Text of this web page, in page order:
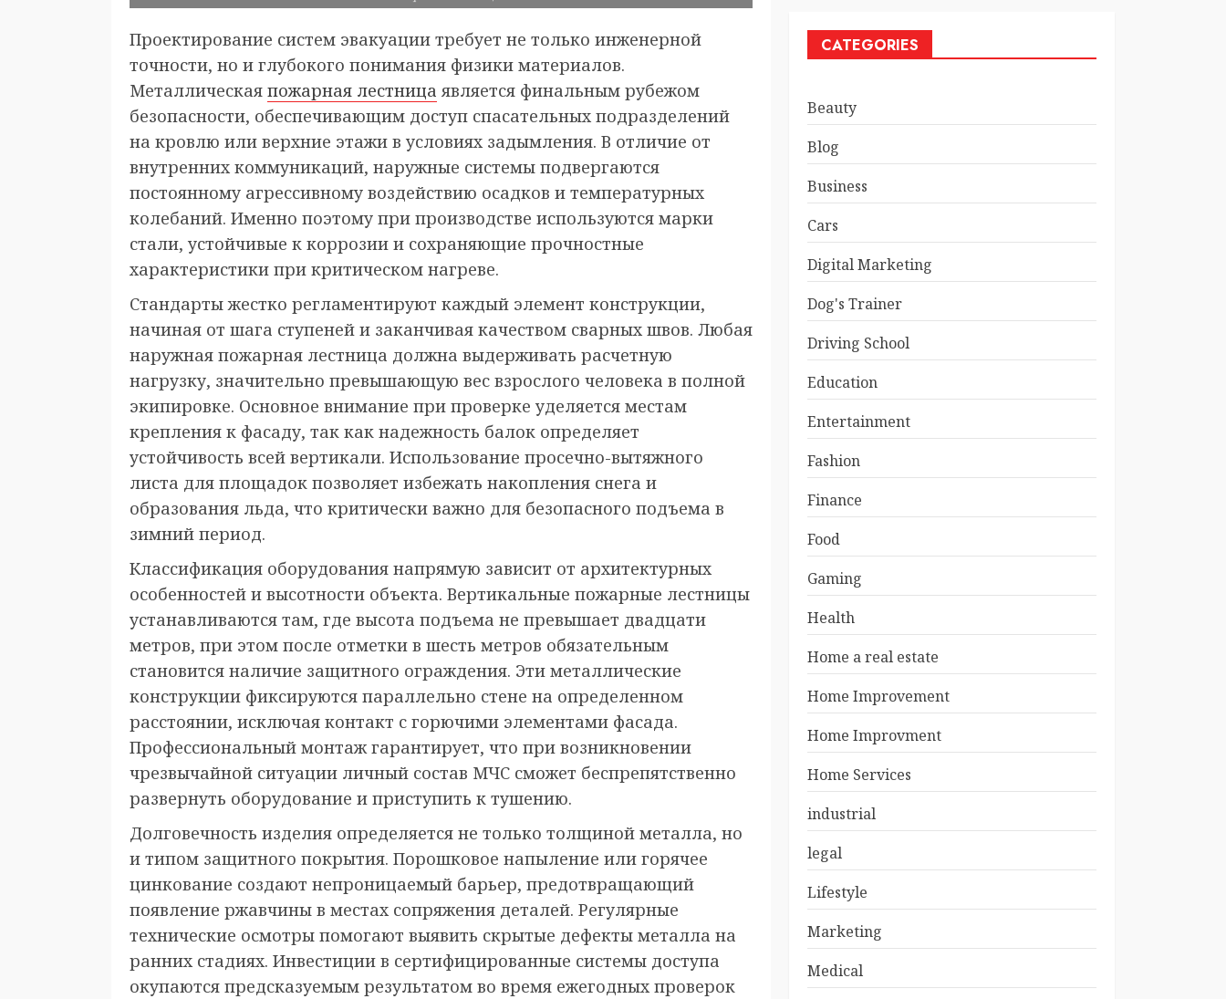
Проектирование систем эвакуации требует не только инженерной
точности, но и глубокого понимания физики материалов.
Металлическая пожарная лестница является финальным рубежом
безопасности, обеспечивающим доступ спасательных подразделений
на кровлю или верхние этажи в условиях задымления. В отличие от
внутренних коммуникаций, наружные системы подвергаются
постоянному агрессивному воздействию осадков и температурных
колебаний. Именно поэтому при производстве используются марки
стали, устойчивые к коррозии и сохраняющие прочностные
характеристики при критическом нагреве.
Стандарты жестко регламентируют каждый элемент конструкции,
начиная от шага ступеней и заканчивая качеством сварных швов. Любая
наружная пожарная лестница должна выдерживать расчетную
нагрузку, значительно превышающую вес взрослого человека в полной
экипировке. Основное внимание при проверке уделяется местам
крепления к фасаду, так как надежность балок определяет
устойчивость всей вертикали. Использование просечно-вытяжного
листа для площадок позволяет избежать накопления снега и
образования льда, что критически важно для безопасного подъема в
зимний период.
Классификация оборудования напрямую зависит от архитектурных
особенностей и высотности объекта. Вертикальные пожарные лестницы
устанавливаются там, где высота подъема не превышает двадцати
метров, при этом после отметки в шесть метров обязательным
становится наличие защитного ограждения. Эти металлические
конструкции фиксируются параллельно стене на определенном
расстоянии, исключая контакт с горючими элементами фасада.
Профессиональный монтаж гарантирует, что при возникновении
чрезвычайной ситуации личный состав МЧС сможет беспрепятственно
развернуть оборудование и приступить к тушению.
Долговечность изделия определяется не только толщиной металла, но
и типом защитного покрытия. Порошковое напыление или горячее
цинкование создают непроницаемый барьер, предотвращающий
появление ржавчины в местах сопряжения деталей. Регулярные
технические осмотры помогают выявить скрытые дефекты металла на
ранних стадиях. Инвестиции в сертифицированные системы доступа
окупаются предсказуемым результатом во время ежегодных проверок
CATEGORIES
Beauty
Blog
Business
Cars
Digital Marketing
Dog's Trainer
Driving School
Education
Entertainment
Fashion
Finance
Food
Gaming
Health
Home a real estate
Home Improvement
Home Improvment
Home Services
industrial
legal
Lifestyle
Marketing
Medical